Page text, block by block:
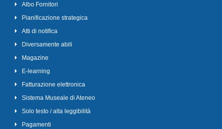
Albo Fornitori
Pianificazione strategica
Atti di notifica
Diversamente abili
Magazine
E-learning
Fatturazione elettronica
Sistema Museale di Ateneo
Solo testo / alta leggibilità
Pagamenti